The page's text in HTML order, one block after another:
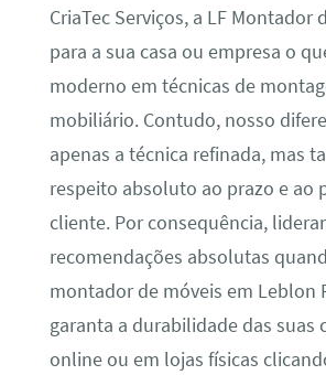
CriaTec Serviços, a LF Montador
para a sua casa ou empresa o
moderno em técnicas de
mobiliário. Contudo, nosso
apenas a técnica refinada, mas
respeito absoluto ao prazo e ao
cliente. Por consequência,
recomendações absolutas
montador de móveis em Leblon
garanta a durabilidade das suas
online ou em lojas físicas